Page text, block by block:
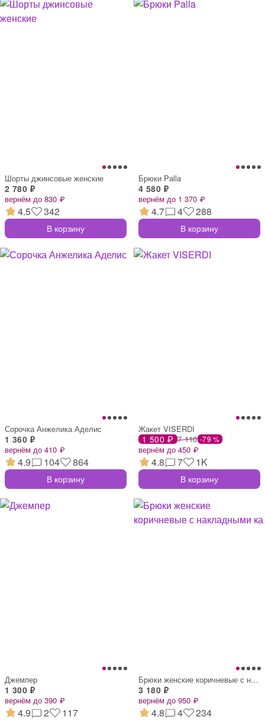
Шорты джинсовые женские
2 780 ₽
вернём до 830 ₽
4.5 342
В корзину
Брюки Palla
4 580 ₽
вернём до 1 370 ₽
4.7 4 288
В корзину
Сорочка Анжелика Аделис
1 360 ₽
вернём до 410 ₽
4.9 104 864
В корзину
Жакет VISERDI
1 500 ₽ 7 110 -79 %
вернём до 450 ₽
4.8 7 1K
В корзину
Джемпер
1 300 ₽
вернём до 390 ₽
4.9 2 117
Брюки женские коричневые с накладными ка
3 180 ₽
вернём до 950 ₽
4.8 4 234